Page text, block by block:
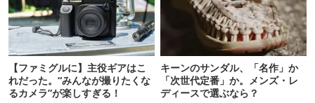
【ファミグルに】主役ギアはこ
れだった。“みんなが撮りたくな
るカメラ”が楽しすぎる！
キーンのサンダル、「名作」か
「次世代定番」か。メンズ・レ
ディースで選ぶなら？